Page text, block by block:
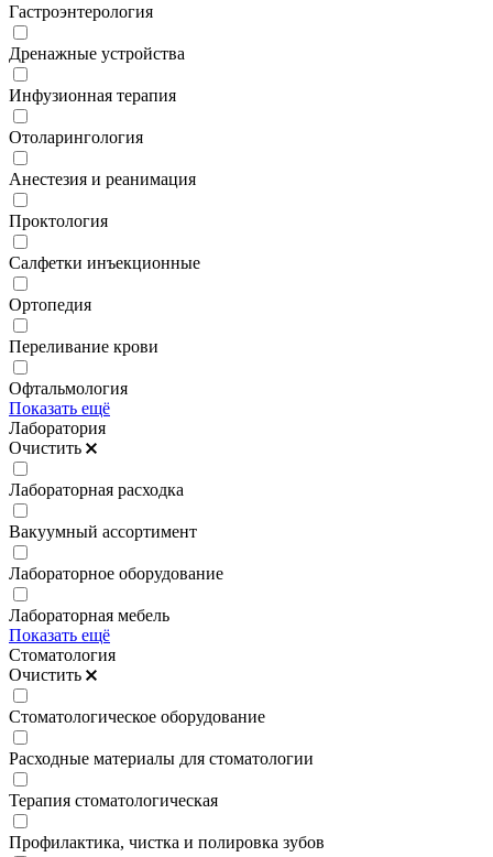
Гастроэнтерология
Дренажные устройства
Инфузионная терапия
Отоларингология
Анестезия и реанимация
Проктология
Салфетки инъекционные
Ортопедия
Переливание крови
Офтальмология
Показать ещё
Лаборатория
Очистить
Лабораторная расходка
Вакуумный ассортимент
Лабораторное оборудование
Лабораторная мебель
Показать ещё
Стоматология
Очистить
Стоматологическое оборудование
Расходные материалы для стоматологии
Терапия стоматологическая
Профилактика, чистка и полировка зубов